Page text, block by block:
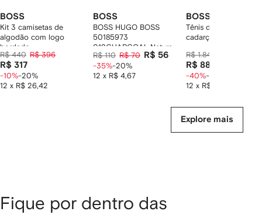
BOSS
Kit 3 camisetas de
algodão com logo
bordado
R$ 440 R$ 396
R$ 317
12 x R$ 26,42
-10%-20%
BOSS
BOSS HUGO BOSS
50185973
012CHARCOAL Natural
(Veg)->Cotton
R$ 110 R$ 70 R$ 56
12 x R$ 4,67
-35%-20%
BOSS
Tênis de couro com
cadarço
R$ 1.840
R$ 883
12 x R$ 73,58
-40%-20%
Explore mais
Fique por dentro das